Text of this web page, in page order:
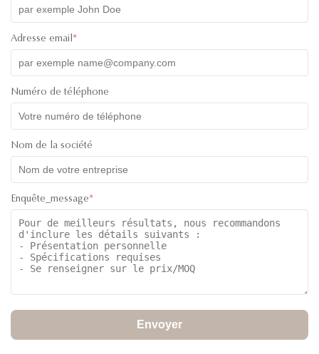
Adresse email*
Numéro de téléphone
Nom de la société
Enquête_message*
Envoyer